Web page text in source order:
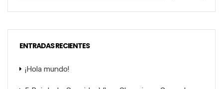
ENTRADAS RECIENTES
¡Hola mundo!